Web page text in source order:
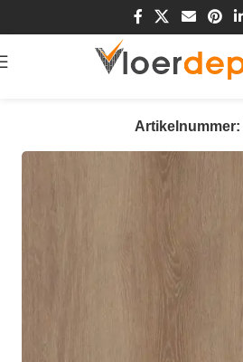
/Vloeren/PVC Vloeren
Artikelnummer: